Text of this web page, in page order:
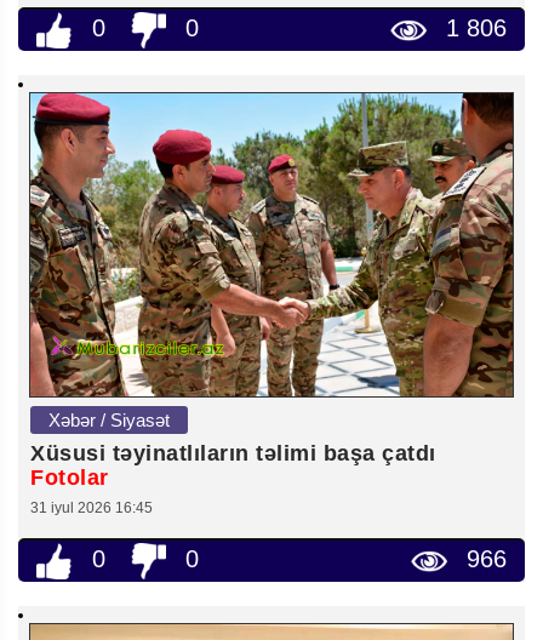
0 0 1 806
Xəbər / Siyasət
Xüsusi təyinatlıların təlimi başa çatdı
Fotolar
31 iyul 2026 16:45
0 0 966